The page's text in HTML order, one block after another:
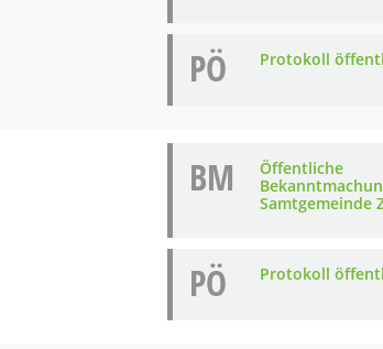
PÖ Protokoll
BM
Öffentliche
Samtgemeinde
PÖ Protokoll